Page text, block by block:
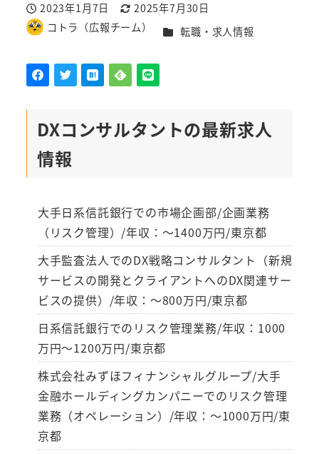
投稿日
2023年1月7日
更新日
2025年7月30日
著
コトラ（広報チーム） カテゴリー
転職・求人情報
DXコンサルタントの最新求人
情報
大手日系信託銀行での市場企画部/企画業務
（リスク管理）/年収：～1400万円/東京都
大手監査法人でのDX戦略コンサルタント（新規
サービスの開発とクライアントへのDX関連サー
ビスの提供）/年収：～800万円/東京都
日系信託銀行でのリスク管理業務/年収：1000
万円～1200万円/東京都
株式会社みずほフィナンシャルグループ/大手
金融ホールディングカンパニーでのリスク管理
業務（オペレーション）/年収：～1000万円/東
京都